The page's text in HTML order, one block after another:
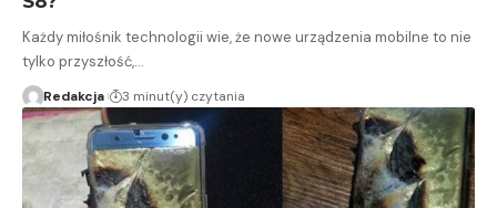
Każdy miłośnik technologii wie, że nowe urządzenia mobilne to nie
tylko przyszłość,…
Redakcja 3 minut(y) czytania